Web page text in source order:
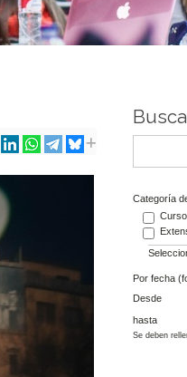
Categoría
Por fecha
Desde
hasta
Se deben